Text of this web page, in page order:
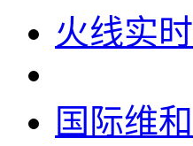
火线实时
国际维和